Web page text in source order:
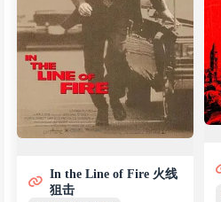
In the Line of Fire 火线
狙击